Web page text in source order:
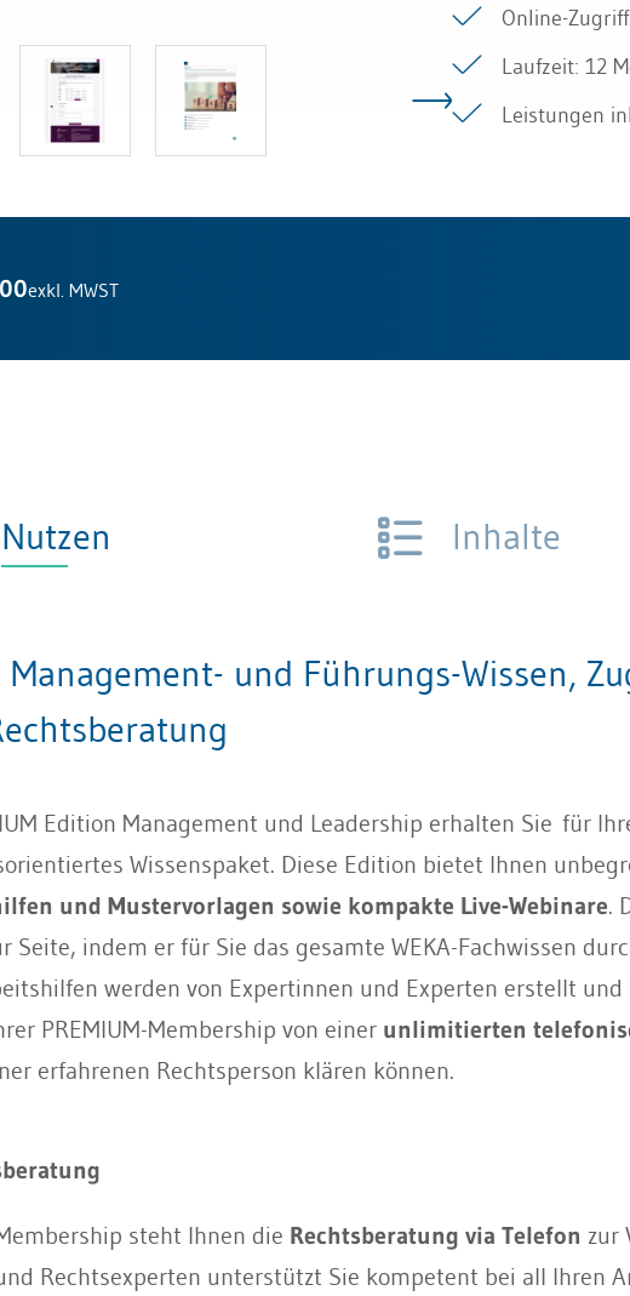
Online-
Laufzeit: 12
Leistungen
exkl. MWST
Nutzen Inhalte
Management- und Führungs-Wissen,
Edition Management und Leadership erhalten Sie für
Wissenspaket. Diese Edition bietet Ihnen
und Mustervorlagen sowie kompakte Live-Webinare.
Seite, indem er für Sie das gesamte WEKA-Fachwissen
werden von Expertinnen und Experten erstellt
PREMIUM-Membership von einer unlimitierten
erfahrenen Rechtsperson klären können.
steht Ihnen die Rechtsberatung via Telefon zur
Rechtsexperten unterstützt Sie kompetent bei all Ihren